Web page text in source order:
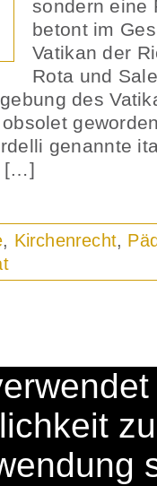
sondern eine
betont im
Vatikan der
Rota und
des
genannte
[…]
, Kirchenrecht,